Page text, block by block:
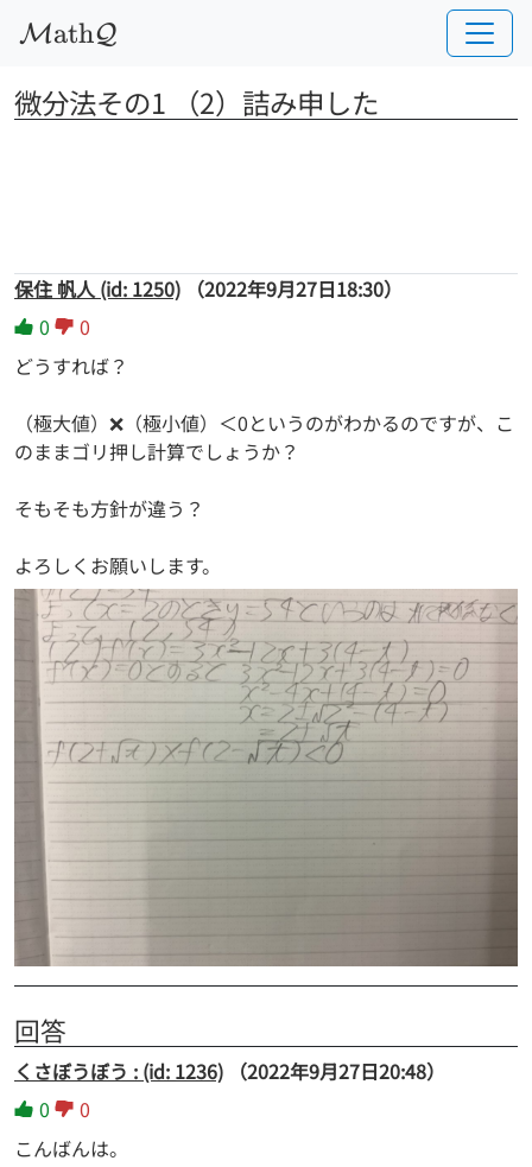
MathQ
微分法その1 （2）詰み申した
保住 帆人 (id: 1250)
（2022年9月27日18:30）
0
0
どうすれば？
（極大値）❌（極小値）＜0というのがわかるのですが、こ
のままゴリ押し計算でしょうか？
そもそも方針が違う？
よろしくお願いします。
回答
くさぼうぼう : (id: 1236)
（2022年9月27日20:48）
0
0
こんばんは。